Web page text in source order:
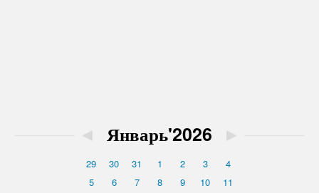
◄ Январь'2026 ►
29 30 31 1 2 3
4
5
6 7 8 9 10
11